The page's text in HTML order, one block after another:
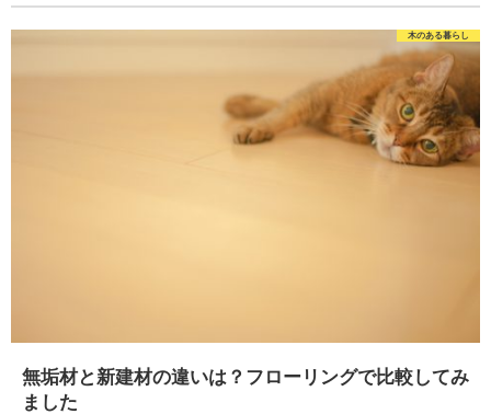
木のある暮らし
無垢材と新建材の違いは？フローリングで比較してみ
ました